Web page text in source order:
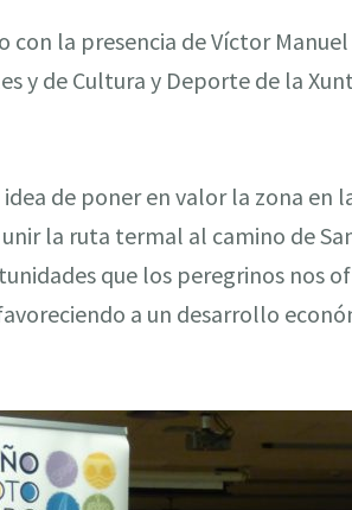
con la presencia de Víctor
y de Cultura y Deporte de la
de poner en valor la zona en
la ruta termal al camino de
que los peregrinos nos
a un desarrollo